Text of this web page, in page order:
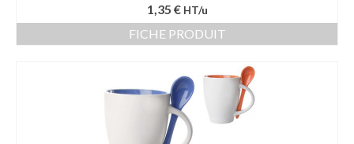
1,35 € HT/u
FICHE PRODUIT